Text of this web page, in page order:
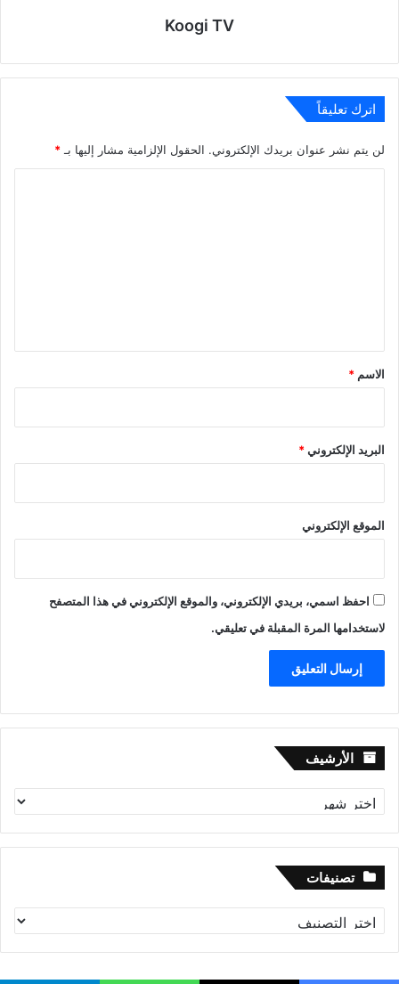
Koogi TV
اترك تعليقاً
لن يتم نشر عنوان بريدك الإلكتروني. الحقول الإلزامية مشار إليها بـ *
*
الاسم *
البريد الإلكتروني*
الموقع الإلكتروني
احفظ اسمي، بريدي الإلكتروني، والموقع الإلكتروني في هذا المتصفح
لاستخدامها المرة المقبلة في تعليقي.
الأرشيف الأرشيف
تصنيفات
تصنيفات